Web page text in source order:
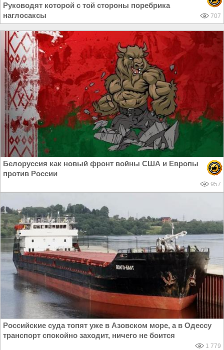
Руководят которой с той стороны поребрика
наглосаксы
707
Белоруссия как новый фронт войны США и Европы
против России
957
Российские суда топят уже в Азовском море, а в Одессу
транспорт спокойно заходит, ничего не боится
1 779